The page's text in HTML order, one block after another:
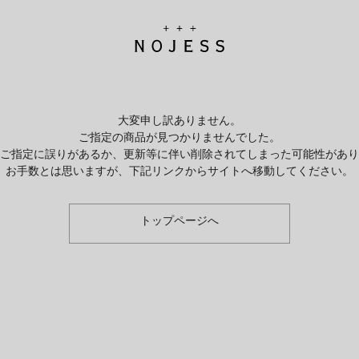
大変申し訳ありません。
ご指定の商品が見つかりませんでした。
指定に誤りがあるか、更新等に伴い削除されてしまった可能性があ
お手数とは思いますが、下記リンクからサイトへ移動してください。
トップページへ